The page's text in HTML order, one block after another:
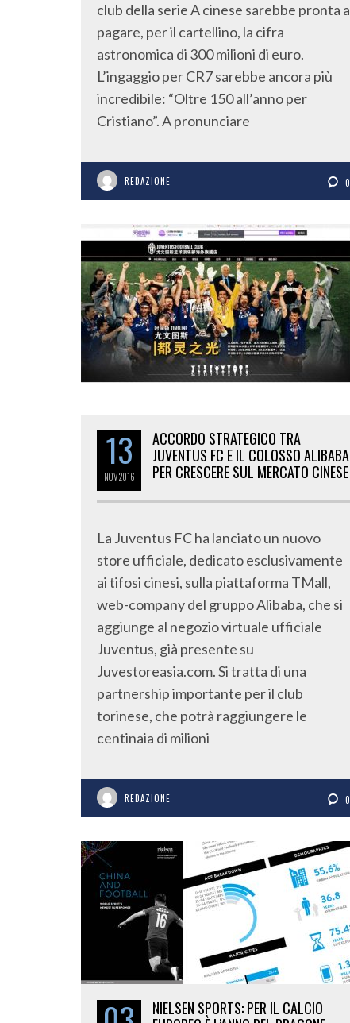
club della serie A cinese sarebbe pronta a
pagare, per il cartellino, la cifra
astronomica di 300 milioni di euro.
L’ingaggio per CR7 sarebbe ancora più
incredibile: “Oltre 150 all’anno per
Cristiano”. A pronunciare
REDAZIONE 0
13
NOV2016
ACCORDO STRATEGICO TRA
JUVENTUS FC E IL COLOSSO ALIBABA
PER CRESCERE SUL MERCATO CINESE
La Juventus FC ha lanciato un nuovo
store ufficiale, dedicato esclusivamente
ai tifosi cinesi, sulla piattaforma TMall,
web-company del gruppo Alibaba, che si
aggiunge al negozio virtuale ufficiale
Juventus, già presente su
Juvestoreasia.com. Si tratta di una
partnership importante per il club
torinese, che potrà raggiungere le
centinaia di milioni
REDAZIONE 0
NIELSEN SPORTS: PER IL CALCIO